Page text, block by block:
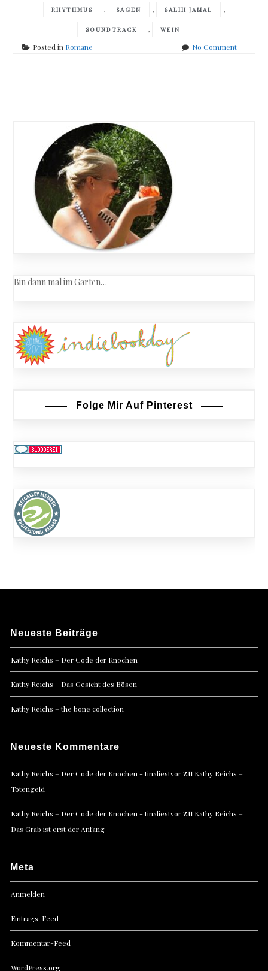
RHYTHMUS , SAGEN , SALIH JAMAL ,
SOUNDTRACK , WEIN
Posted in Romane No Commenton
navigation
Bin dann mal im Garten…
Folge Mir Auf Pinterest
Neueste Beiträge
Kathy Reichs – Der Code der Knochen
Kathy Reichs – Das Gesicht des Bösen
Kathy Reichs – the bone collection
Neueste Kommentare
Kathy Reichs – Der Code der Knochen - tinaliestvorzu Kathy Reichs –
Totengeld
Kathy Reichs – Der Code der Knochen - tinaliestvorzu Kathy Reichs –
Das Grab ist erst der Anfang
Meta
Anmelden
Eintrags-Feed
Kommentar-Feed
WordPress.org